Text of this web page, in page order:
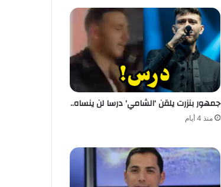
جمهور بنزرت يلقن ‘الشامي’ درسا لن ينساه..
منذ 4 أيام